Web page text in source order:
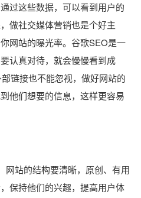
过这些数据，可以看到用户的
做社交媒体营销也是个好主
网站的曝光率。谷歌SEO是一
认真对待，就会慢慢看到成
链接也不能忽视，做好网站的
他们想要的信息，这样更容易
站的结构要清晰，原创、有用
保持他们的兴趣，提高用户体